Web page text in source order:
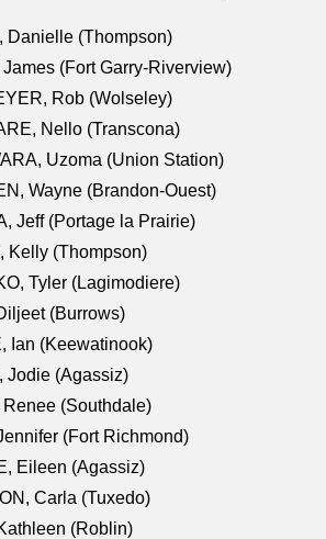
Danielle (Thompson)
(Fort Garry-Riverview)
Rob (Wolseley)
Nello (Transcona)
Uzoma (Union Station)
Wayne (Brandon-Ouest)
Jeff (Portage la Prairie)
Kelly (Thompson)
Tyler (Lagimodiere)
(Burrows)
Ian (Keewatinook)
Jodie (Agassiz)
(Southdale)
(Fort Richmond)
Eileen (Agassiz)
Carla (Tuxedo)
(Roblin)